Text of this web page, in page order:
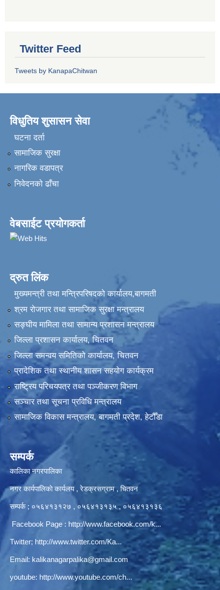
Twitter Feed
Tweets by KanapaChitwan
विधुतिय शुसासन सेवा
घटना दर्ता
सामाजिक सुरक्षा
नागरिक वडापत्र
निवेदनकाे ढाँचा
वेबसाईट प्रयोगकर्ता
द्रुत लिंक
मुख्यमन्त्री तथा मन्त्रिपरिषदको कार्यालय,बागमती
श्रम रोजगार तथा सामाजिक सुरक्षा मन्त्रालय
सङ्‍घीय मामिला तथा सामान्य प्रशासन मन्त्रालय
जिल्ला प्रशासन कार्यालय, चितवन
जिल्ला समन्वय समितिको कार्यालय, चितवन
प्रादेशिक तथा स्थानीय शासन सहयोग कार्यक्रम
राष्ट्रिय परिचयपत्र तथा पञ्‍जीकरण विभाग
सञ्‍चार तथा सूचना प्रविधि मन्त्रालय
सामाजिक विकास मन्त्रालय, बागमती प्रदेश, हेटौँडा
सम्पर्क
कालिका नगरपालिका
नगर कार्यपालिकाे कार्यलय‍ , रेडक्रसग्राम , चितवन
सम्पर्क ; ०५६४१३१२७ , ०५६४१३१३५ , ०५६४१३१३६
Facebook Page : http://www.facebook.com/k...
Twitter; http://www.twitter.com/Ka...
Email: kalikanagarpalika@gmail.com
youtube: http://www.youtube.com/ch...